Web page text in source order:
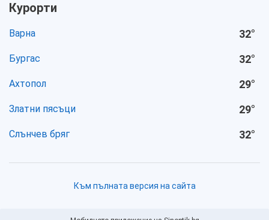
Курорти
Варна 32°
Бургас 32°
Ахтопол 29°
Златни пясъци 29°
Слънчев бряг 32°
Към пълната версия на сайта